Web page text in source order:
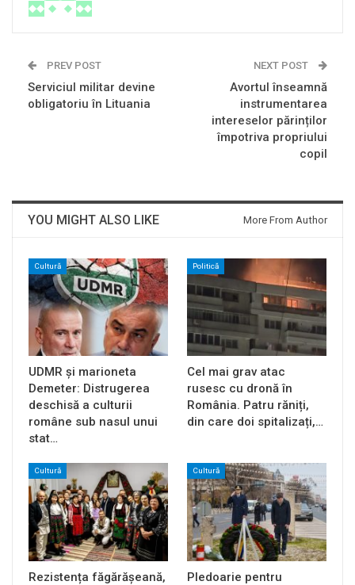
PREV POST
Serviciul militar devine
obligatoriu în Lituania
NEXT POST
Avortul înseamnă
instrumentarea
intereselor părinților
împotriva propriului
copil
YOU MIGHT ALSO LIKE More From Author
Cultură
UDMR și marioneta
Demeter: Distrugerea
deschisă a culturii
române sub nasul unui
stat…
Politică
Cel mai grav atac
rusesc cu dronă în
România. Patru răniți,
din care doi spitalizați,…
Cultură
Rezistența făgărășeană,
Cultură
Pledoarie pentru